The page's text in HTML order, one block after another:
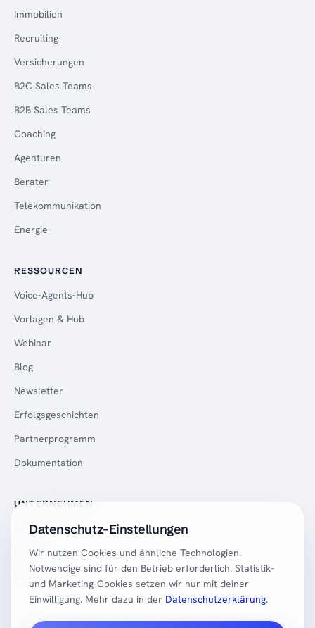
Immobilien
Recruiting
Versicherungen
B2C Sales Teams
B2B Sales Teams
Coaching
Agenturen
Berater
Telekommunikation
Energie
RESSOURCEN
Voice-Agents-Hub
Vorlagen & Hub
Webinar
Blog
Newsletter
Erfolgsgeschichten
Partnerprogramm
Dokumentation
UNTERNEHMEN
Karriere
Presse
Changelog
Datenschutz-Einstellungen
Wir nutzen Cookies und ähnliche Technologien.
Notwendige sind für den Betrieb erforderlich. Statistik-
und Marketing-Cookies setzen wir nur mit deiner
Einwilligung. Mehr dazu in der Datenschutzerklärung.